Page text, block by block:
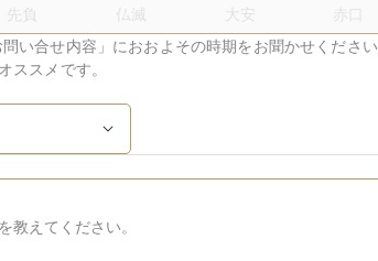
先負 仏滅 大安 赤口
い合せ内容」におおよその時期をお聞かせください
ススメです。